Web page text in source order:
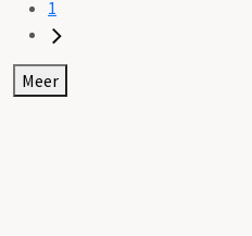
1
Meer